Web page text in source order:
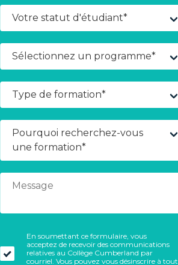
En soumettant ce formulaire, vous
acceptez de recevoir des communications
relatives au Collège Cumberland par
courriel. Vous pouvez vous désinscrire à tout